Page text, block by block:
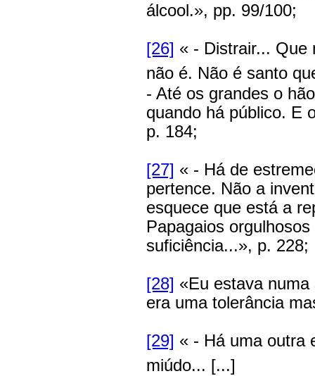
álcool.», pp. 99/100;
[26] « - Distrair...
não é. Não é santo
- Até os grandes o
quando há público. E
p. 184;
[27] « - Há de
pertence. Não a
esquece que está a
Papagaios
suficiência...», p. 228;
[28] «Eu estava
era uma tolerância
[29] « - Há uma outra
miúdo... [...]